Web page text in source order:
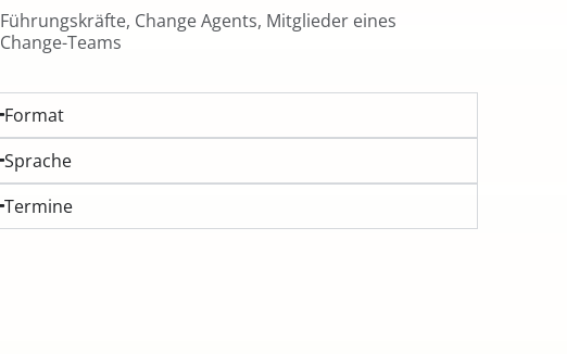
Führungskräfte, Change Agents, Mitglieder eines
Change-Teams
Format
Sprache
Termine